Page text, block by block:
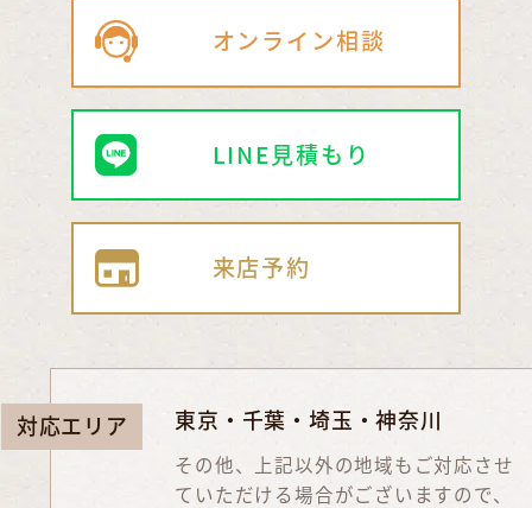
オンライン相談
LINE見積もり
来店予約
対応エリア 東京・千葉・埼玉・神奈川
その他、上記以外の地域もご対応させ
ていただける場合がございますので、